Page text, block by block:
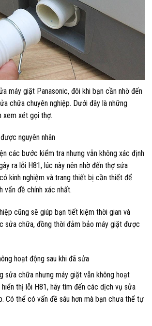
máy giặt Panasonic, đôi khi bạn cần nhờ đến
chữa chuyên nghiệp. Dưới đây là những
xem xét gọi thợ.
nguyên nhân
các bước kiểm tra nhưng vẫn không xác định
ra lỗi H81, lúc này nên nhờ đến thợ sửa
kinh nghiệm và trang thiết bị cần thiết để
vấn đề chính xác nhất.
cũng sẽ giúp bạn tiết kiệm thời gian và
sửa chữa, đồng thời đảm bảo máy giặt được
hoạt động sau khi đã sửa
sửa chữa nhưng máy giặt vẫn không hoạt
thị lỗi H81, hãy tìm đến các dịch vụ sửa
Có thể có vấn đề sâu hơn mà bạn chưa thể tự